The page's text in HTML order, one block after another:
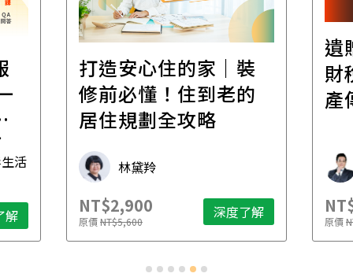
活
解
打造安心住的家｜裝
修前必懂！住到老的
居住規劃全攻略
林黛羚
NT$2,900
原價NT$5,600 深度了解
遺
財
產
原價